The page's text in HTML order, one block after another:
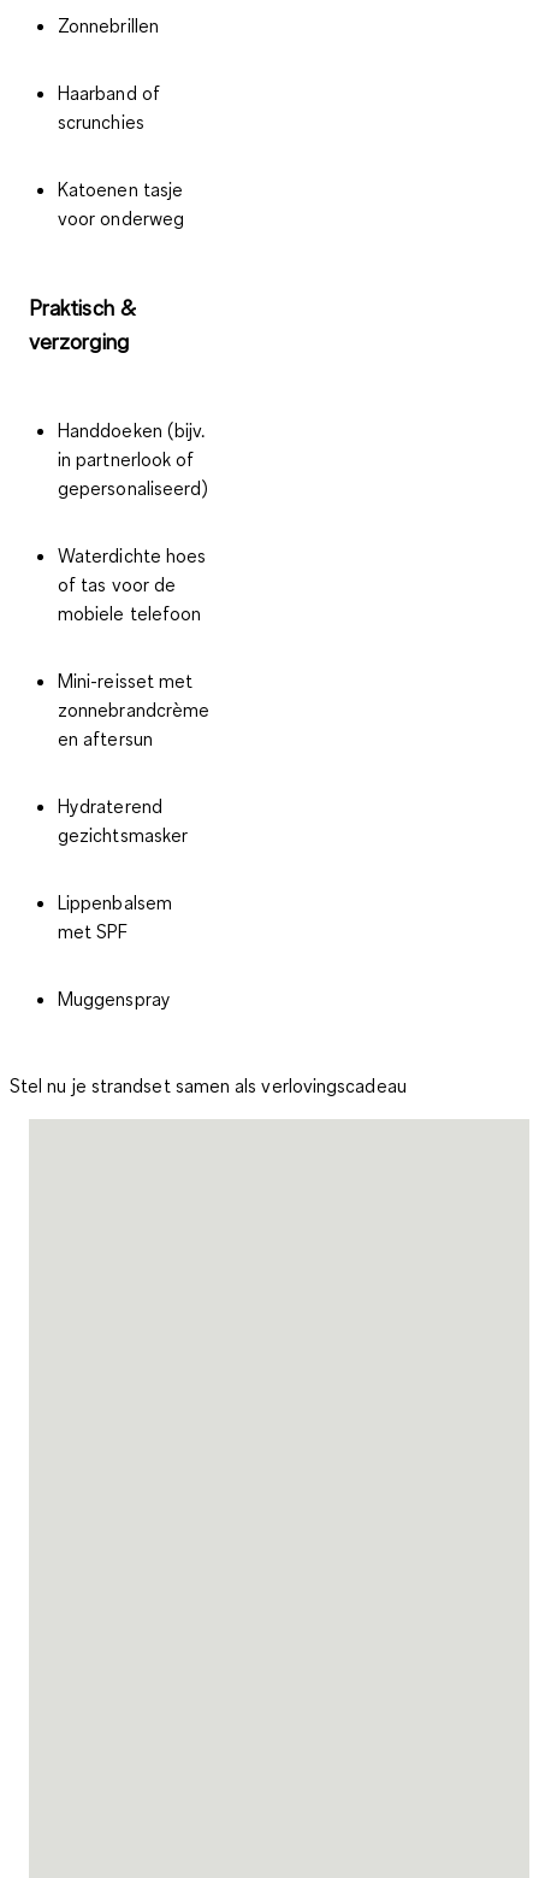
Zonnebrillen
Haarband of
scrunchies
Katoenen tasje
voor onderweg
Praktisch &
verzorging
Handdoeken (bijv.
in partnerlook of
gepersonaliseerd)
Waterdichte hoes
of tas voor de
mobiele telefoon
Mini-reisset met
zonnebrandcrème
en aftersun
Hydraterend
gezichtsmasker
Lippenbalsem
met SPF
Muggenspray
Stel nu je strandset samen als verlovingscadeau